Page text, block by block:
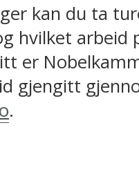
kan du ta
hvilket
er
gjengitt
.